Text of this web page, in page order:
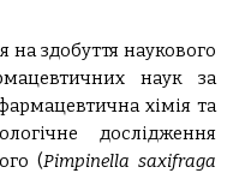
на здобуття наукового
наук за
хімія та
дослідження
(Pimpinella saxifraga